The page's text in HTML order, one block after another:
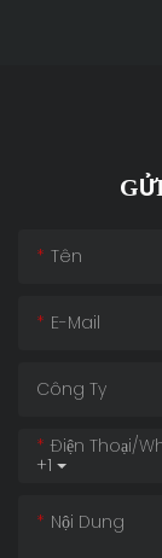
Tên
E-Mail
Công Ty
+1
Điện Thoại/
Nội Dung